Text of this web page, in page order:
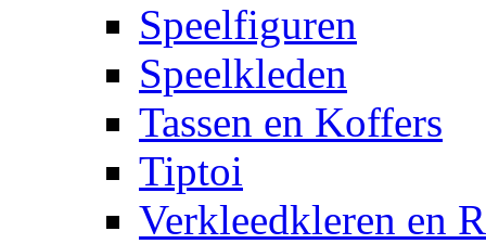
Speelfiguren
Speelkleden
Tassen en Koffers
Tiptoi
Verkleedkleren en